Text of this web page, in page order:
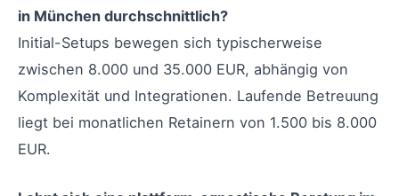
in München durchschnittlich?
Initial-Setups bewegen sich typischerweise
zwischen 8.000 und 35.000 EUR, abhängig von
Komplexität und Integrationen. Laufende Betreuung
liegt bei monatlichen Retainern von 1.500 bis 8.000
EUR.